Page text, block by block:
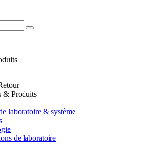
& Produits
laboratoire & système
de laboratoire